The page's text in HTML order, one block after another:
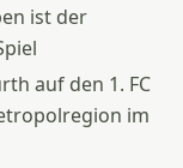
ist der
auf den 1. FC
im